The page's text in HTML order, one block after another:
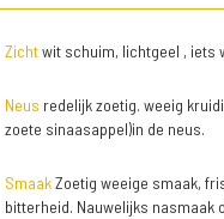
Zichtwit schuim, lichtgeel , iets
Neus redelijk zoetig. weeig
zoete sinaasappel)in de neus.
SmaakZoetig weeige smaak,
bitterheid. Nauwelijks nasmaak